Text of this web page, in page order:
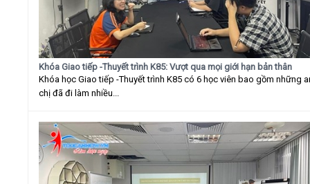
Khóa Giao tiếp -Thuyết trình K85: Vượt qua mọi giới hạn bản thân
Khóa học Giao tiếp -Thuyết trình K85 có 6 học viên bao gồm những
chị đã đi làm nhiều...